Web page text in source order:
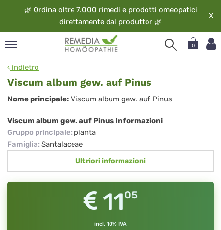
🌿 Ordina oltre 7.000 rimedi e prodotti omeopatici
direttamente dal produttor 🌿
X
0
indietro
Viscum album gew. auf Pinus
Viscum
album
gew.
auf
Nome principale: Viscum album gew. auf Pinus
Viscum album gew. auf Pinus Informazioni
Gruppo principale: pianta
Famiglia: Santalaceae
Ultriori informazioni
1105
incl. 10% IVA